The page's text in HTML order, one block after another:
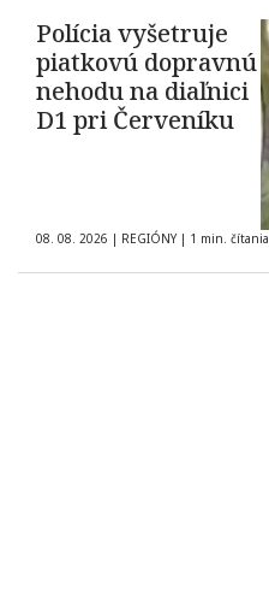
Polícia vyšetruje
piatkovú dopravnú
nehodu na diaľnici
D1 pri Červeníku
08. 08. 2026 | REGIÓNY | 1 min. čítania